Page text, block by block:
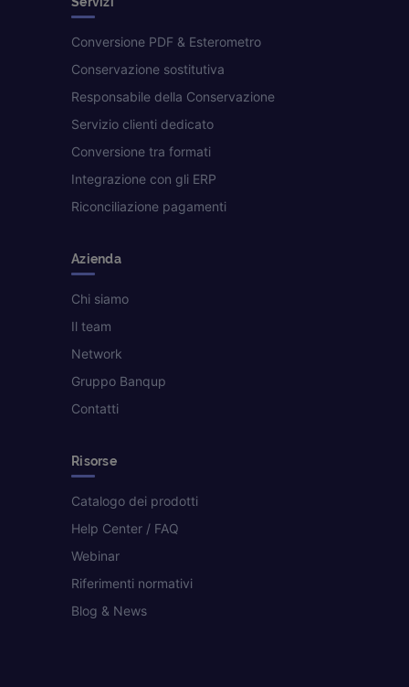
Conversione PDF & Esterometro
Conservazione sostitutiva
Responsabile della Conservazione
Servizio clienti dedicato
Conversione tra formati
Integrazione con gli ERP
Riconciliazione pagamenti
Azienda
Chi siamo
Il team
Network
Gruppo Banqup
Contatti
Risorse
Catalogo dei prodotti
Help Center / FAQ
Webinar
Riferimenti normativi
Blog & News